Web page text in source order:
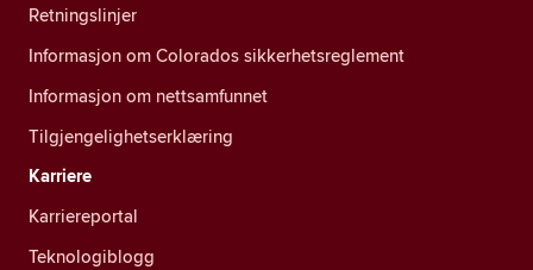
Retningslinjer
Informasjon om Colorados sikkerhetsreglement
Informasjon om nettsamfunnet
Tilgjengelighetserklæring
Karriere
Karriereportal
Teknologiblogg